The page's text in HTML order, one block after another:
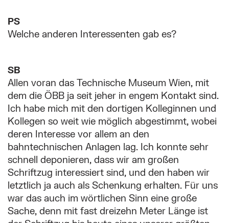
PS
Welche anderen Interessenten gab es?
SB
Allen voran das Technische Museum Wien, mit
dem die ÖBB ja seit jeher in engem Kontakt sind.
Ich habe mich mit den dortigen Kolleginnen und
Kollegen so weit wie möglich abgestimmt, wobei
deren Interesse vor allem an den
bahntechnischen Anlagen lag. Ich konnte sehr
schnell deponieren, dass wir am großen
Schriftzug interessiert sind, und den haben wir
letztlich ja auch als Schenkung erhalten. Für uns
war das auch im wörtlichen Sinn eine große
Sache, denn mit fast dreizehn Meter Länge ist